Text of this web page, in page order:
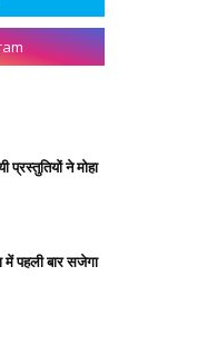
प्रस्तुतियों ने मोहा
में पहली बार सजेगा